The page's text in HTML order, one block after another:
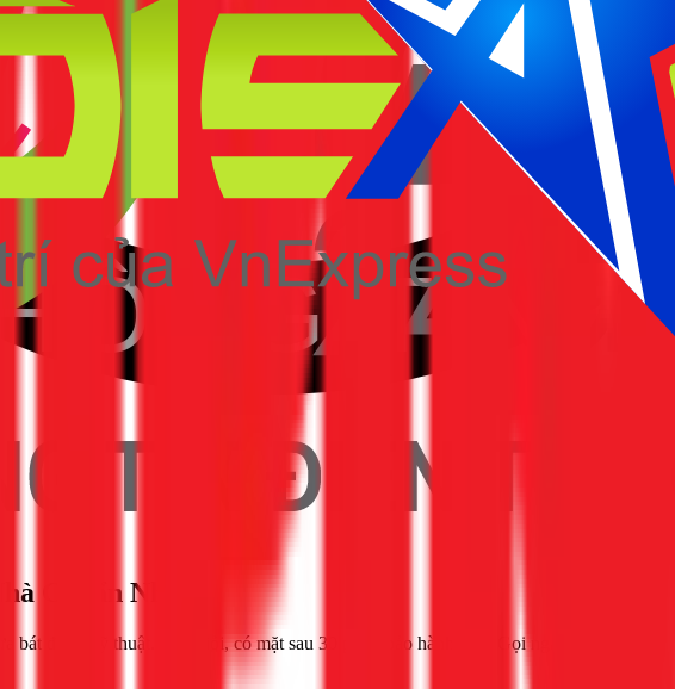
Chuẩn Nhất
đúng kỹ thuật. Thợ giỏi, có mặt sau 30 phút, bảo hành. Gọi Gọi ngay 1Fix